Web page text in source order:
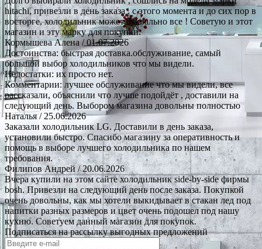
hitachi, привезли в день заказа , с этого момента и до сих пор в
восторге, холодильник может буквально все ! Советую и этот
магазин и эту марку для покупки.
Кормышева Алена/ 01.07.2026
Достоинства: быстрая доставка.обслуживание, самый
большой выбор холодильников что мы видели.
Недостатки: их просто нет.
Комментарии: лучшее обслуживание что мы видели, все
рассказали, объяснили что лучше подойдёт , доставили на
следующий день. Выбором магазина довольны полностью
Наталья/ 25.06.2026
Заказали холодильник LG. Доставили в день заказа,
установили быстро. Спасибо магазину за оперативность и
помощь в выборе лучшего холодильника по нашем
требования.
Филипов Андрей / 20.06.2026
Вчера купили на этом сайте холодильник side-by-side фирмы
bosh. Привезли на следующий день после заказа. Покупкой
очень довольны, как мы хотели выкидывает в стакан лед под
напитки разных размеров и цвет очень подошел под нашу
кухню. Советуем данный магазин для покупок.
Подписаться на рассылку выгодных предложений